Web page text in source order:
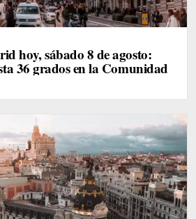
hoy, sábado 8 de agosto:
36 grados en la Comunidad